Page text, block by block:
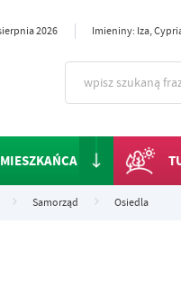
2026 Imieniny: Iza,
Samorząd Osiedla